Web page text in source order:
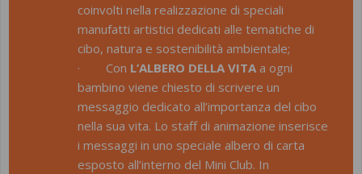
coinvolti nella realizzazione di speciali
manufatti artistici dedicati alle tematiche di
cibo, natura e sostenibilità ambientale;
· Con L’ALBERO DELLA VITA a ogni
bambino viene chiesto di scrivere un
messaggio dedicato all’importanza del cibo
nella sua vita. Lo staff di animazione inserisce
i messaggi in uno speciale albero di carta
esposto all’interno del Mini Club. In